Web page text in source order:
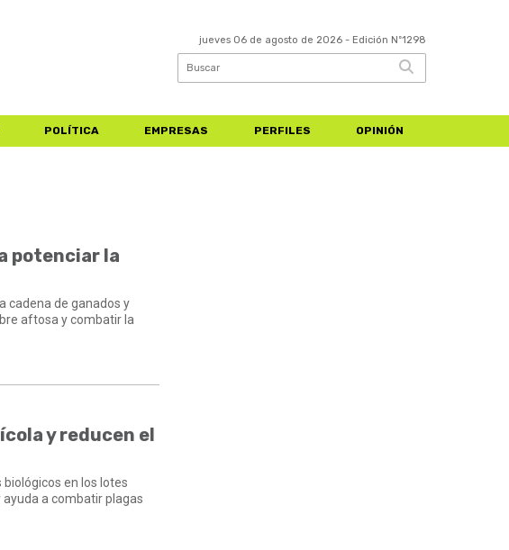
jueves 06 de agosto de 2026 - Edición Nº1298
POLÍTICA EMPRESAS PERFILES OPINIÓN
potenciar la
cadena de ganados y
aftosa y combatir la
y reducen el
en los lotes
a combatir plagas